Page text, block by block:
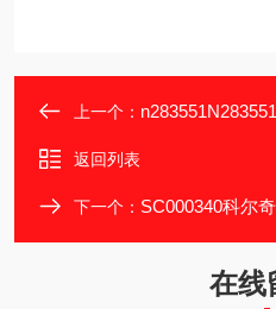
上一个：
返回列表
下一个： SC000340科尔奇
在线